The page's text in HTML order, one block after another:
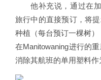
他补充说，通过在
旅行中的直接预订，将
种植（每台预订一棵树
在Manitowaning进行的
消除其航班的单用塑料作